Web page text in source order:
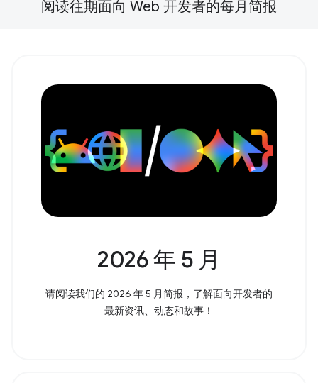
阅读往期面向 Web 开发者的每月简报
2026 年 5 月
请阅读我们的 2026 年 5 月简报，了解面向开发者的
最新资讯、动态和故事！